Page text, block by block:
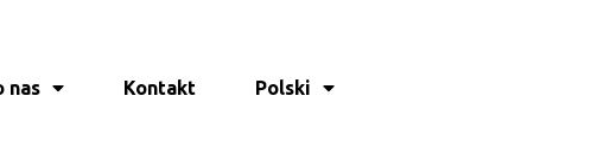
nas Kontakt Polski